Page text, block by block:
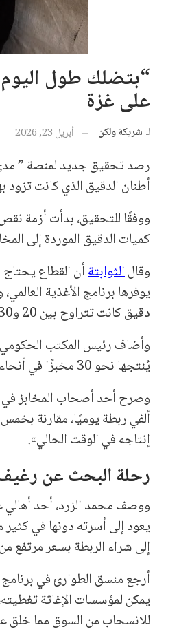
“بتضلك طول
على غزة
لـ شريكة ولكن أبريل 23, 2026
رصد تحقيق جديد لمنصة ”
أطنان الدقيق الذي كانت تزود
ووفقًا للتحقيق، بدأت أزمة
كميات الدقيق الموردة إلى
وقالالثوابتة
يوفرها برنامج الأغذية
دقيق كانت تتراوح بين 20 و30 طنًا يوميًا.
وأضاف رئيس المكتب الحكومي
يُنتجها نحو 30 مخبزًا في أنحاء القطاع، وتوزع بين المساعدات المجانية والبيع المدعوم بسعر مخفض عبر نقاط توزيع معتمدة.
وصرح أحد أصحاب المخابز في
ألفي ربطة يوميًا، مقارنة
إنتاجه في الوقت الحالي».
رحلة البحث عن
ووصف محمد الزرد، أحد أهالي
يعود إلى أسرته دونها في كثير
إلى شراء الربطة بسعر مرتفع
أرجع منسق الطوارئ في برنامج
يمكن لمؤسسات الإغاثة
للانسحاب من السوق مما خلق